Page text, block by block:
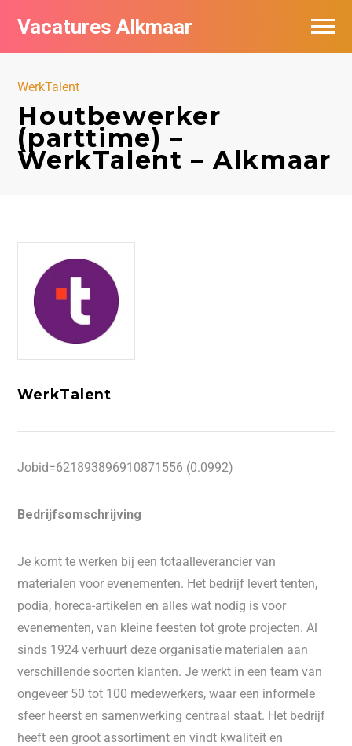
Vacatures Alkmaar
WerkTalent
Houtbewerker
(parttime) –
WerkTalent – Alkmaar
WerkTalent
Jobid=621893896910871556 (0.0992)
Bedrijfsomschrijving
Je komt te werken bij een totaalleverancier van
materialen voor evenementen. Het bedrijf levert tenten,
podia, horeca-artikelen en alles wat nodig is voor
evenementen, van kleine feesten tot grote projecten. Al
sinds 1924 verhuurt deze organisatie materialen aan
verschillende soorten klanten. Je werkt in een team van
ongeveer 50 tot 100 medewerkers, waar een informele
sfeer heerst en samenwerking centraal staat. Het bedrijf
heeft een groot assortiment en vindt kwaliteit en
Vacatures per bedrijf